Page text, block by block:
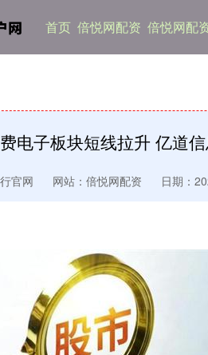
首页 倍悦网配资 倍悦网配
电子板块短线拉升 亿道
官网 网站：倍悦网配资 日期：